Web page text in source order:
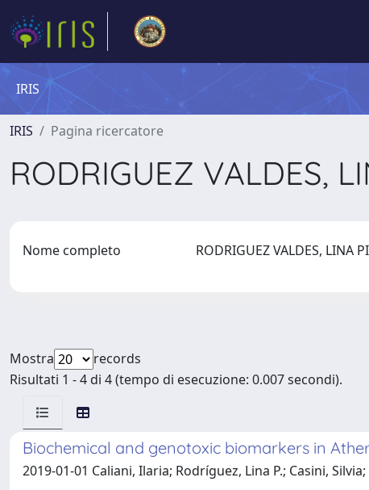
IRIS
IRIS Pagina ricercatore
RODRIGUEZ VALDES,
Nome completo RODRIGUEZ VALDES, LINA
Mostra
records
Risultati 1 - 4 di 4 (tempo di esecuzione: 0.007 secondi).
Biochemical and genotoxic biomarkers in
2019-01-01 Caliani, Ilaria; Rodríguez, Lina P.; Casini,